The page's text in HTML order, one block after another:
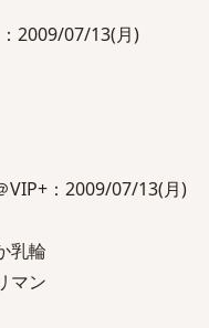
2009/07/13(月)
VIP+：2009/07/13(月)
乳輪
マン